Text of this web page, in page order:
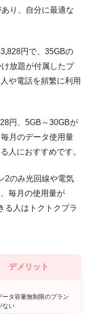
り、自分に最適な
円で、35GBの
放題が付属したプ
や電話を頻繁に利用
円、5GB～30GBが
月のデータ使用量
人におすすめです。
2のみ光回線や電気
毎月の使用量が
る人はトクトクプラ
デメリット
ータ容量無制限のプラン
ない